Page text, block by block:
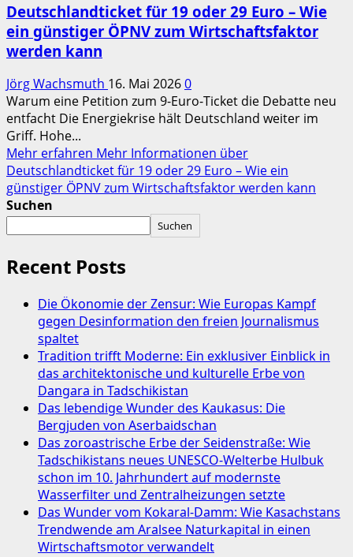
Deutschlandticket für 19 oder 29 Euro – Wie
ein günstiger ÖPNV zum Wirtschaftsfaktor
werden kann
Jörg Wachsmuth 16. Mai 20260
Warum eine Petition zum 9‑Euro‑Ticket die Debatte neu
entfacht Die Energiekrise hält Deutschland weiter im
Griff. Hohe...
Mehr erfahren Mehr Informationen über
Deutschlandticket für 19 oder 29 Euro – Wie ein
günstiger ÖPNV zum Wirtschaftsfaktor werden kann
Suchen
Suchen
Recent Posts
Die Ökonomie der Zensur: Wie Europas Kampf
gegen Desinformation den freien Journalismus
spaltet
Tradition trifft Moderne: Ein exklusiver Einblick in
das architektonische und kulturelle Erbe von
Dangara in Tadschikistan
Das lebendige Wunder des Kaukasus: Die
Bergjuden von Aserbaidschan
Das zoroastrische Erbe der Seidenstraße: Wie
Tadschikistans neues UNESCO-Welterbe Hulbuk
schon im 10. Jahrhundert auf modernste
Wasserfilter und Zentralheizungen setzte
Das Wunder vom Kokaral-Damm: Wie Kasachstans
Trendwende am Aralsee Naturkapital in einen
Wirtschaftsmotor verwandelt